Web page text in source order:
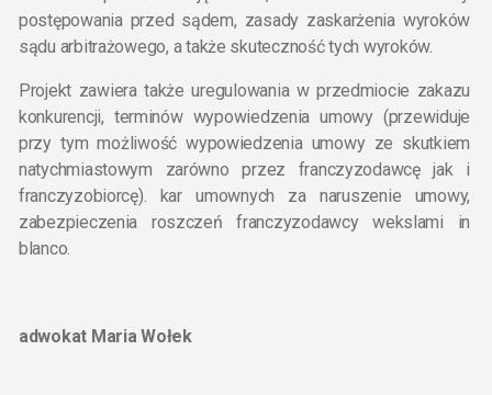
postępowania przed sądem, zasady zaskarżenia wyroków
sądu arbitrażowego, a także skuteczność tych wyroków.
Projekt zawiera także uregulowania w przedmiocie zakazu
konkurencji, terminów wypowiedzenia umowy (przewiduje
przy tym możliwość wypowiedzenia umowy ze skutkiem
natychmiastowym zarówno przez franczyzodawcę jak i
franczyzobiorcę). kar umownych za naruszenie umowy,
zabezpieczenia roszczeń franczyzodawcy wekslami in
blanco.
adwokat Maria Wołek